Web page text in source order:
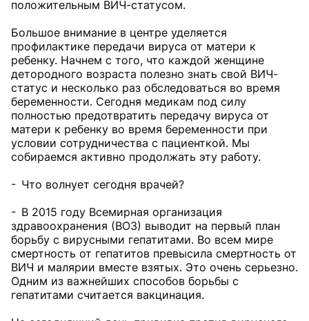
положительным ВИЧ-статусом.
Большое внимание в центре уделяется
профилактике передачи вируса от матери к
ребенку. Начнем с того, что каждой женщине
детородного возраста полезно знать свой ВИЧ-
статус и несколько раз обследоваться во время
беременности. Сегодня медикам под силу
полностью предотвратить передачу вируса от
матери к ребенку во время беременности при
условии сотрудничества с пациенткой. Мы
собираемся активно продолжать эту работу.
- Что волнует сегодня врачей?
- В 2015 году Всемирная организация
здравоохранения (ВОЗ) выводит на первый план
борьбу с вирусными гепатитами. Во всем мире
смертность от гепатитов превысила смертность от
ВИЧ и малярии вместе взятых. Это очень серьезно.
Одним из важнейших способов борьбы с
гепатитами считается вакцинация.